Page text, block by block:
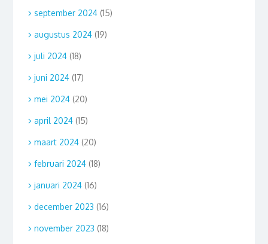
september 2024(15)
augustus 2024(19)
juli 2024(18)
juni 2024(17)
mei 2024(20)
april 2024(15)
maart 2024(20)
februari 2024(18)
januari 2024(16)
december 2023 (16)
november 2023 (18)